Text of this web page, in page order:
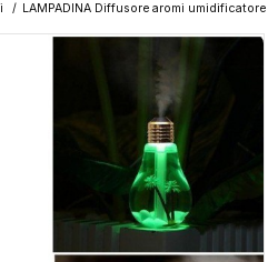
LAMPADINA Diffusore aromi